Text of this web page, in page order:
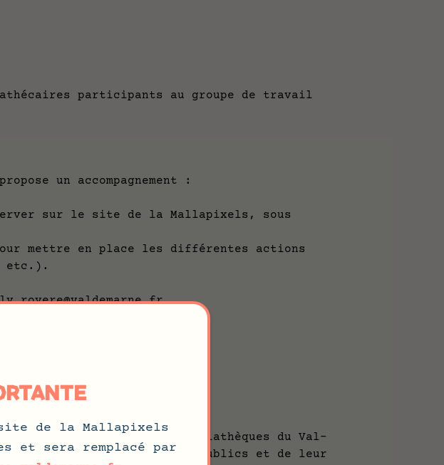
site de la Mallapixels
et sera remplacé par
participants au groupe de travail
un accompagnement :
sur le site de la Mallapixels, sous
mettre en place les différentes actions
etc.).
vidéo indépendant des médiathèques du Val-
francophone auprès des publics et de leur